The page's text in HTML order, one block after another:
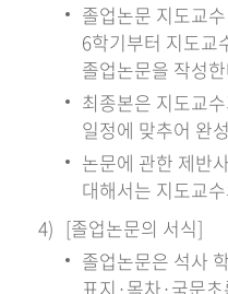
졸업논문 지도교
6학기부터 지도교
졸업논문을 작성
최종본은 지도교
일정에 맞추어 완
논문에 관한 제반
대해서는 지도교
[졸업논문의 서식]
졸업논문은 석사
표지·목차·국문